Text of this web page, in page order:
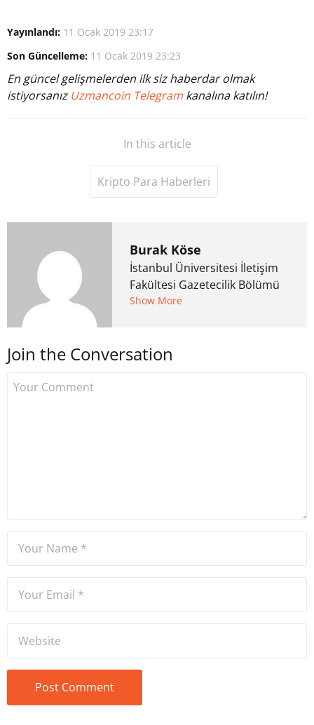
Yayınlandı: 11 Ocak 2019 23:17
Son Güncelleme: 11 Ocak 2019 23:23
En güncel gelişmelerden ilk siz haberdar olmak
istiyorsanız Uzmancoin Telegram kanalına katılın!
In this article
Kripto Para Haberleri
Burak Köse
İstanbul Üniversitesi İletişim
Fakültesi Gazetecilik Bölümü
mezunu. 6 yıl ana akım
kurdu. 2017'nin Mayıs ayından
Show More
Join the Conversation